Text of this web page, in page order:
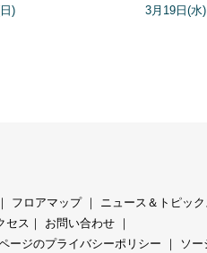
)
3月19日(
｜ フロアマップ｜ ニュース＆トピック
セス ｜ お問い合わせ ｜
ージのプライバシーポリシー ｜ ソ